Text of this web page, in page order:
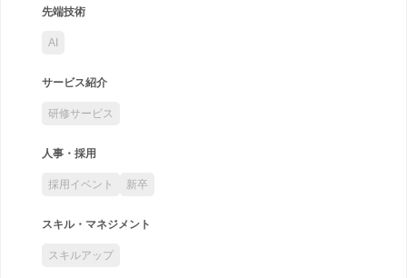
先端技術
AI
サービス紹介
研修サービス
人事・採用
採用イベント 新卒
スキル・マネジメント
スキルアップ